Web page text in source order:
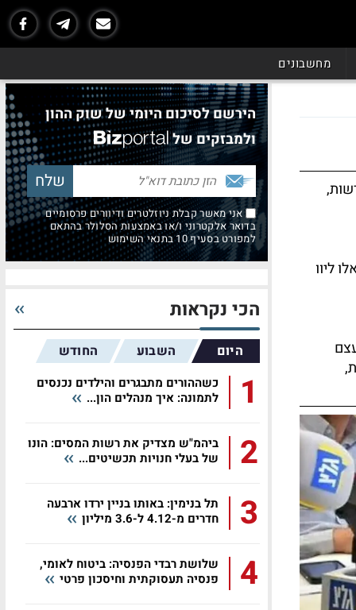
מחשבונים
ליוו
הירשם לסיכום היומי של שוק ההון
ולמבזקים של
אני מאשר קבלת ניוזלטרים ודיוורים פרסומיים
בדואר אלקטרוני ו/או באמצעות הסלולר בהתאם
למפורט בסעיף 10 בתנאי השימוש
הכי נקראות
היום השבוע החודש
1
כשההורים מתבגרים והילדים נכנסים
לתמונה: איך מנהלים הון...
2
ביהמ"ש מצדיק את רשות המסים: הונו
של בעלי חנויות תכשיטים...
3
תל בנימין: באותו בניין ירדו ארבעה
חדרים מ-4.12 ל-3.6 מיליון
4
שלושת רבדי הפנסיה: ביטוח לאומי,
פנסיה תעסוקתית וחיסכון פרטי